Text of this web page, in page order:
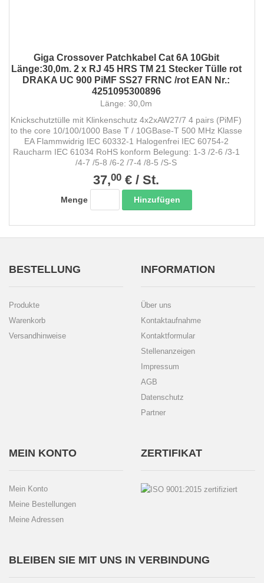
Giga Crossover Patchkabel Cat 6A 10Gbit
Länge:30,0m. 2 x RJ 45 HRS TM 21 Stecker Tülle rot
DRAKA UC 900 PiMF SS27 FRNC /rot EAN Nr.:
4251095300896
Länge: 30,0m
Knickschutztülle mit Klinkenschutz 4x2xAW27/7 4 pairs (PiMF)
to the core 10/100/1000 Base T / 10GBase-T 500 MHz Klasse
EA Flammwidrig IEC 60332-1 Halogenfrei IEC 60754-2
Raucharm IEC 61034 RoHS konform Belegung: 1-3 /2-6 /3-1
/4-7 /5-8 /6-2 /7-4 /8-5 /S-S
37,00 € / St.
Menge Hinzufügen
BESTELLUNG
Produkte
Warenkorb
Versandhinweise
INFORMATION
Über uns
Kontaktaufnahme
Kontaktformular
Stellenanzeigen
Impressum
AGB
Datenschutz
Partner
MEIN KONTO
Mein Konto
Meine Bestellungen
Meine Adressen
ZERTIFIKAT
BLEIBEN SIE MIT UNS IN VERBINDUNG